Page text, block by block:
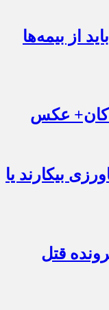
از بیمه‌ها
عکس
بیکارند یا
قتل